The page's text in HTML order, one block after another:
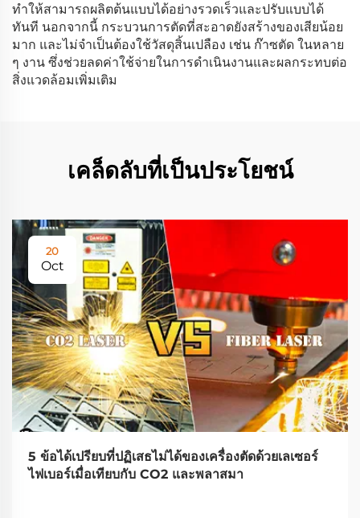
ทำให้สามารถผลิตต้นแบบได้อย่างรวดเร็วและปรับแบบได้
ทันที นอกจากนี้ กระบวนการตัดที่สะอาดยังสร้างของเสียน้อย
มาก และไม่จำเป็นต้องใช้วัสดุสิ้นเปลือง เช่น ก๊าซตัด ในหลาย
ๆ งาน ซึ่งช่วยลดค่าใช้จ่ายในการดำเนินงานและผลกระทบต่อ
สิ่งแวดล้อมเพิ่มเติม
เคล็ดลับที่เป็นประโยชน์
20
Oct
5 ข้อได้เปรียบที่ปฏิเสธไม่ได้ของเครื่องตัดด้วยเลเซอร์
ไฟเบอร์เมื่อเทียบกับ CO2 และพลาสมา